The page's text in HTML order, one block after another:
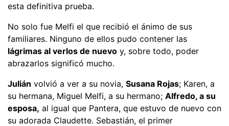
esta definitiva prueba.
No solo fue Melfi el que recibió el ánimo de sus
familiares. Ninguno de ellos pudo contener las
lágrimas al verlos de nuevo y, sobre todo, poder
abrazarlos significó mucho.
Julián volvió a ver a su novia, Susana Rojas; Karen, a
su hermana, Miguel Melfi, a su hermano; Alfredo, a su
esposa, al igual que Pantera, que estuvo de nuevo con
su adorada Claudette. Sebastián, el primer